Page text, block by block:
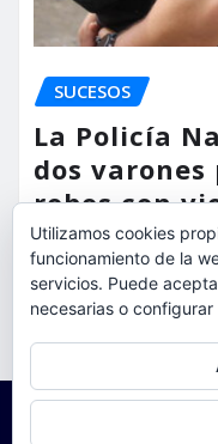
SUCESOS
La Policía
dos
robos con
misma
torrent al dia
Utilizamos cookies
funcionamiento de la
servicios. Puede
necesarias o
Para obtener más